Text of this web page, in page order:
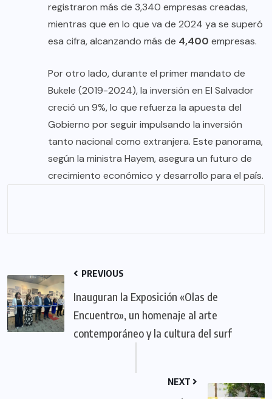
registraron más de 3,340 empresas creadas,
mientras que en lo que va de 2024 ya se superó
esa cifra, alcanzando más de 4,400 empresas.
Por otro lado, durante el primer mandato de
Bukele (2019-2024), la inversión en El Salvador
creció un 9%, lo que refuerza la apuesta del
Gobierno por seguir impulsando la inversión
tanto nacional como extranjera. Este panorama,
según la ministra Hayem, asegura un futuro de
crecimiento económico y desarrollo para el país.
PREVIOUS
Inauguran la Exposición «Olas de
Encuentro», un homenaje al arte
contemporáneo y la cultura del surf
NEXT